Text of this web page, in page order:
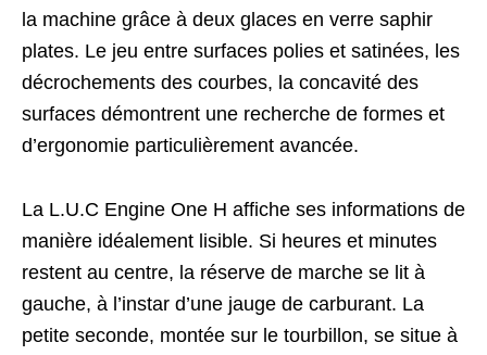
la machine grâce à deux glaces en verre saphir
plates. Le jeu entre surfaces polies et satinées, les
décrochements des courbes, la concavité des
surfaces démontrent une recherche de formes et
d’ergonomie particulièrement avancée.
La L.U.C Engine One H affiche ses informations de
manière idéalement lisible. Si heures et minutes
restent au centre, la réserve de marche se lit à
gauche, à l’instar d’une jauge de carburant. La
petite seconde, montée sur le tourbillon, se situe à